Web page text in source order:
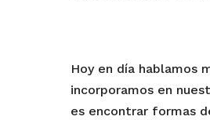
Hoy en día hablamos
incorporamos en
es encontrar formas